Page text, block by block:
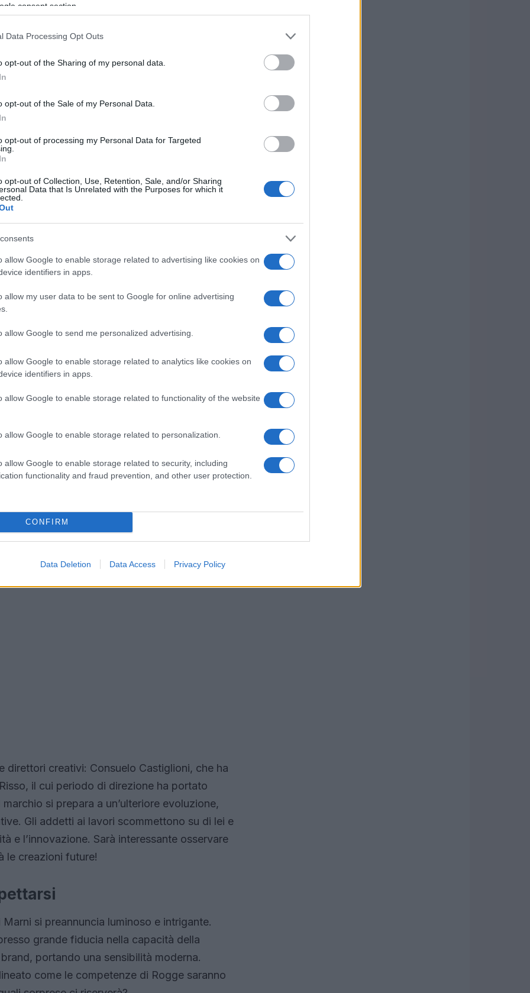
consent section.
Data Processing Opt Outs
opt-out of the Sharing of my personal data.
opt-out of the Sale of my Personal Data.
opt-out of processing my Personal Data for Targeted
opt-out of Collection, Use, Retention, Sale, and/or Sharing
Data that Is Unrelated with the Purposes for which it
allow Google to enable storage related to advertising like cookies on
identifiers in apps.
allow my user data to be sent to Google for online advertising
allow Google to send me personalized advertising.
allow Google to enable storage related to analytics like cookies on
identifiers in apps.
allow Google to enable storage related to functionality of the website
allow Google to enable storage related to personalization.
allow Google to enable storage related to security, including
functionality and fraud prevention, and other user protection.
CONFIRM
Data Deletion Data Access Privacy Policy
della moda
sua carriera attraverso un mix di rigore e
Academy di Anversa, ha affinato le sue abilità
con Marc Jacobs. Questo periodo le ha
della moda, acquisendo competenze che si
professionale. Ma non è tutto qui!
Dries Van Noten, un altro grande della
beauty. Nel 2020, Meryll ha deciso di
il suo marchio. In pochi anni, il suo nome è
riconoscimenti prestigiosi come il
Fashion Awards nel 2021 e il Grand Prix
con Marni, ha l’opportunità di applicare
crederai mai a quello che ci riserverà!
di eccentricità
che sfida le convenzioni. Con Meryll
di questa tradizione, ma con un
La designer ha dichiarato di
che ha sempre ammirato per il suo
di reinterpretare il DNA di Marni, mantenendo
contemporaneo che abbraccia
cosa potrebbe significare questo per
direttori creativi: Consuelo Castiglioni, che ha
il cui periodo di direzione ha portato
si prepara a un’ulteriore evoluzione,
Gli addetti ai lavori scommettono su di lei e
e l’innovazione. Sarà interessante osservare
le creazioni future!
si preannuncia luminoso e intrigante.
grande fiducia nella capacità della
portando una sensibilità moderna.
come le competenze di Rogge saranno